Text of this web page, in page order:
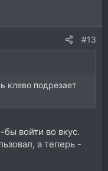
#13
клево подрезает
войти во вкус.
а теперь -